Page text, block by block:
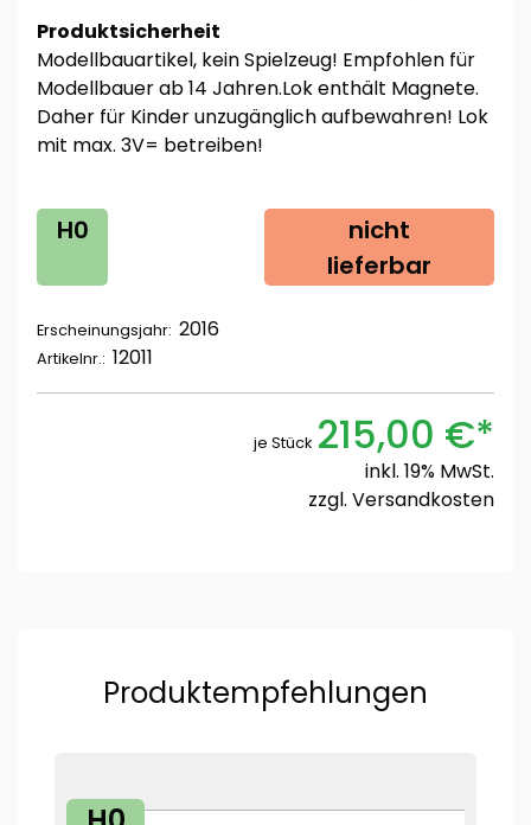
Produktsicherheit
Modellbauartikel, kein Spielzeug! Empfohlen für
Modellbauer ab 14 Jahren.Lok enthält Magnete.
Daher für Kinder unzugänglich aufbewahren! Lok
mit max. 3V= betreiben!
H0
nicht
lieferbar
Erscheinungsjahr: 2016
Artikelnr.: 12011
je Stück 215,00 €*
inkl. 19% MwSt.
zzgl. Versandkosten
Produktempfehlungen